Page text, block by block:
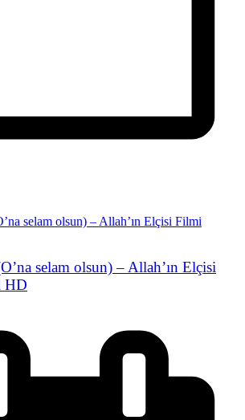
selam olsun) – Allah’ın Elçisi
HD